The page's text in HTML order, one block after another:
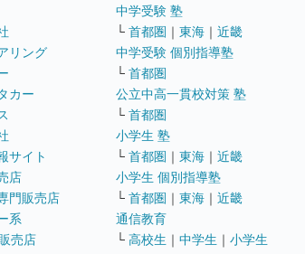
リング
カー
サイト
店
門販売店
系
売店
中学受験 塾
└ 首都圏 ｜ 東海 ｜ 近畿
中学受験 個別指導塾
└ 首都圏
公立中高一貫校対策 塾
└ 首都圏
小学生 塾
└ 首都圏 ｜ 東海 ｜ 近畿
小学生 個別指導塾
└ 首都圏 ｜ 東海 ｜ 近畿
通信教育
└ 高校生 ｜ 中学生 ｜ 小学生